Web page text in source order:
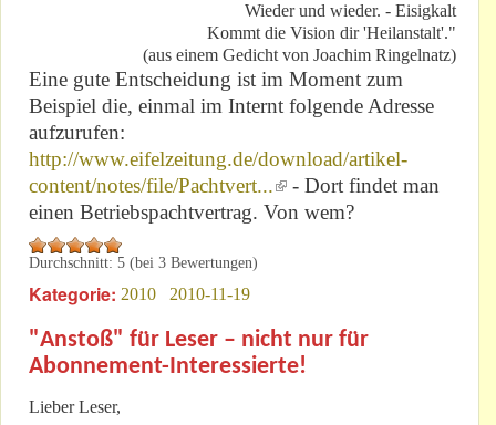
Wieder und wieder. - Eisigkalt
Kommt die Vision dir 'Heilanstalt'."
(aus einem Gedicht von Joachim Ringelnatz)
Eine gute Entscheidung ist im Moment zum
Beispiel die, einmal im Internt folgende Adresse
aufzurufen:
http://www.eifelzeitung.de/download/artikel-
content/notes/file/Pachtvert...(link is external)
- Dort findet man
einen Betriebspachtvertrag. Von wem?
Durchschnitt: 5 (bei 3 Bewertungen)
Kategorie: 2010 2010-11-19
"Anstoß" für Leser – nicht nur für
Abonnement-Interessierte!
Lieber Leser,